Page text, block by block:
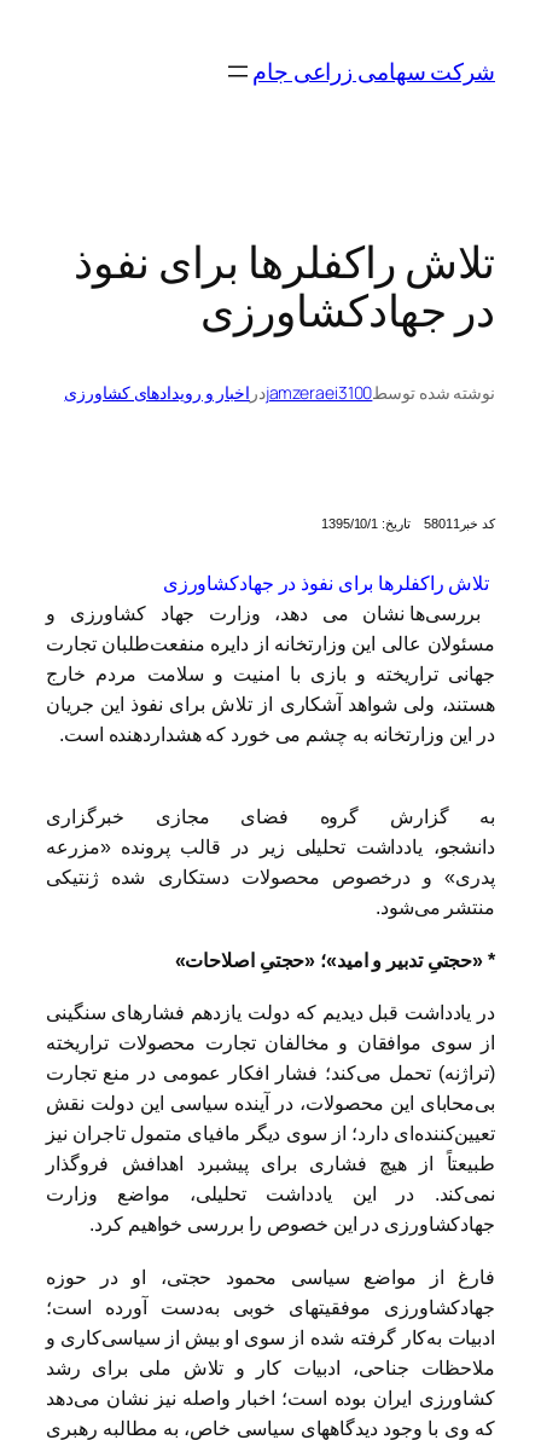
محتواشرکت سهامی زراعی جام
تلاش راکفلرها برای نفوذ
در جهادکشاورزی
نوشته شده توسطjamzeraei3100در اخبار و رویدادهای کشاورزی
کد خبر58011 تاریخ: 1395/10/1
تلاش راکفلرها برای نفوذ در جهادکشاورزی
بررسی‌ها نشان می دهد، وزارت جهاد کشاورزی و
مسئولان عالی این وزارتخانه از دایره منفعت‌طلبان تجارت
جهانی تراریخته و بازی با امنیت و سلامت مردم خارج
هستند، ولی شواهد آشکاری از تلاش برای نفوذ این جریان
در این وزارتخانه به چشم می خورد که هشداردهنده است.
به گزارش گروه فضای مجازی خبرگزاری
دانشجو، یادداشت تحلیلی زیر در قالب پرونده «مزرعه
پدری» و درخصوص محصولات دستکاری شده ژنتیکی
منتشر می‌شود.
* «حجتیِ تدبیر و امید»؛ «حجتیِ اصلاحات»
در یادداشت قبل دیدیم که دولت یازدهم فشارهای سنگینی
از سوی موافقان و مخالفان تجارت محصولات تراریخته
(تراژنه) تحمل می‌کند؛ فشار افکار عمومی در منع تجارت
بی‌محابای این محصولات، در آینده سیاسی این دولت نقش
تعیین‌کننده‌ای دارد؛ از سوی دیگر مافیای متمول تاجران نیز
طبیعتاً از هیچ فشاری برای پیشبرد اهدافش فروگذار
نمی‌کند. در این یادداشت تحلیلی، مواضع وزارت
جهادکشاورزی در این خصوص را بررسی خواهیم کرد.
فارغ از مواضع سیاسی محمود حجتی، او در حوزه
جهادکشاورزی موفقیتهای خوبی به‌دست آورده است؛
ادبیات به‌کار گرفته شده از سوی او بیش از سیاسی‌کاری و
ملاحظات جناحی، ادبیات کار و تلاش ملی برای رشد
کشاورزی ایران بوده است؛ اخبار واصله نیز نشان می‌دهد
که وی با وجود دیدگاههای سیاسی خاص، به مطالبه رهبری